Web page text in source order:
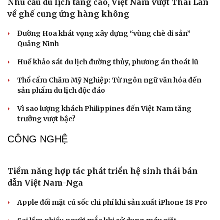
“Thư tình gửi ngoại”: Vì sao một câu chuyện cũ lại
thu hút khán giả Việt?
Đà Nẵng kỷ niệm 50 năm thiết lập quan hệ ngoại giao
Việt Nam - Thái Lan
Vì sao phần mới “PAW Patrol: Phim khủng long” đáng
chờ đợi?
Khi phở bước ra khỏi bàn ăn để trở thành biểu tượng Hà
Nội
DU LỊCH
Nhu cầu du lịch tăng cao, Việt Nam vượt Thái Lan